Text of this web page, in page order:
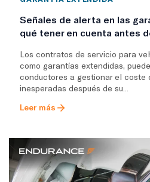
Señales de alerta en las
qué tener en cuenta antes
Los contratos de servicio para
como garantías extendidas,
conductores a gestionar el coste
inesperadas después de su...
Leer más